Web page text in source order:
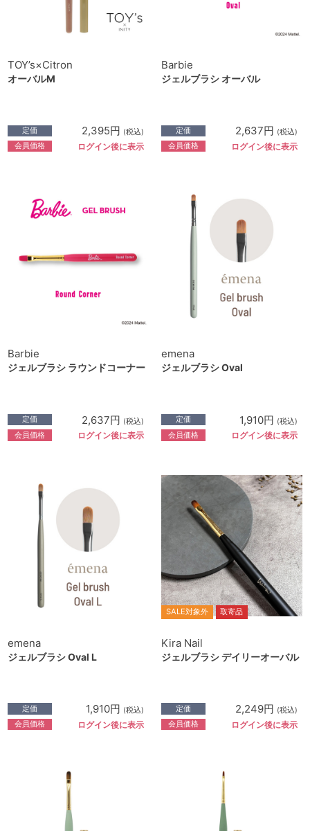
TOY’s×Citron
オーバルM
定価 2,395円 (税込)
会員価格 ログイン後に表示
Barbie
ジェルブラシ オーバル
定価 2,637円 (税込)
会員価格 ログイン後に表示
Barbie
ジェルブラシ ラウンドコーナー
定価 2,637円 (税込)
会員価格 ログイン後に表示
emena
ジェルブラシ Oval
定価 1,910円 (税込)
会員価格 ログイン後に表示
emena
ジェルブラシ Oval L
定価 1,910円 (税込)
会員価格 ログイン後に表示
SALE対象外 取寄品
Kira Nail
ジェルブラシ デイリーオーバル
定価 2,249円 (税込)
会員価格 ログイン後に表示